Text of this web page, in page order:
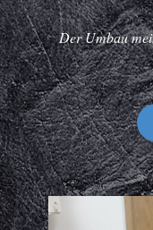
Der Umbau